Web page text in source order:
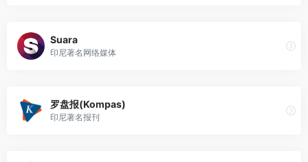
Suara
印尼著名网络媒体
罗盘报(Kompas)
印尼著名报刊